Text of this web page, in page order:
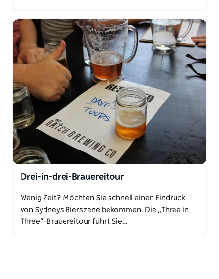
Drei-in-drei-Brauereitour
Wenig Zeit? Möchten Sie schnell einen Eindruck
von Sydneys Bierszene bekommen. Die „Three in
Three“-Brauereitour führt Sie…